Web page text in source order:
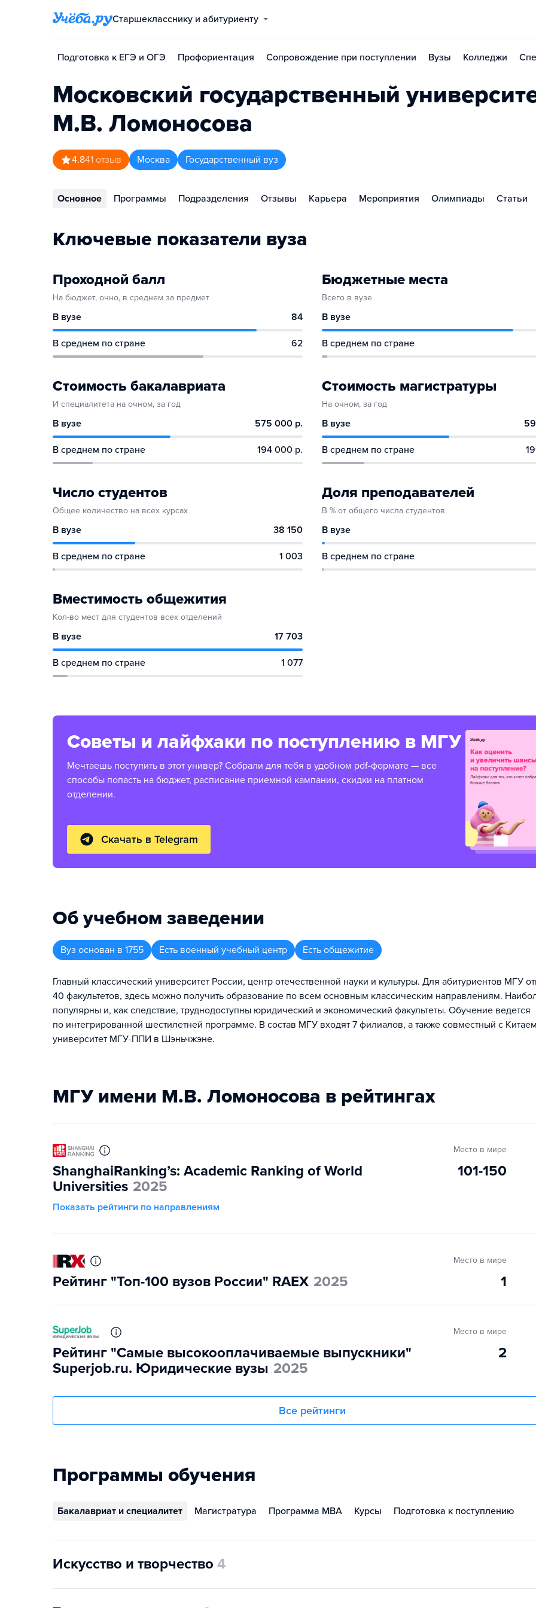
Старшекласснику и абитуриенту
Подготовка к ЕГЭ и ОГЭ Профориентация Сопровождение при поступлении Вузы Колледжи
Московский государственный
М.В. Ломоносова
4.841 отзыв Москва Государственный вуз
Основное Программы Подразделения Отзывы Карьера Мероприятия Олимпиады Статьи
Ключевые показатели вуза
Проходной балл
На бюджет, очно, в среднем за предмет
В вузе 84
В среднем по стране 62
Бюджетные места
Всего в вузе
В вузе
В среднем по стране
Стоимость бакалавриата
И специалитета на очном, за год
В вузе 575 000 р.
В среднем по стране 194 000 р.
Стоимость магистратуры
На очном, за год
В вузе
В среднем по стране
Число студентов
Общее количество на всех курсах
В вузе 38 150
В среднем по стране 1 003
Доля преподавателей
В % от общего числа студентов
В вузе
В среднем по стране
Вместимость общежития
Кол-во мест для студентов всех отделений
В вузе 17 703
В среднем по стране 1 077
Советы и лайфхаки по поступлению в МГУ
Мечтаешь поступить в этот универ? Собрали для тебя в удобном pdf-формате — все
способы попасть на бюджет, расписание приемной кампании, скидки на платном
отделении.
Скачать в Telegram
Об учебном заведении
Вуз основан в 1755 Есть военный учебный центр Есть общежитие
Главный классический университет России, центр отечественной науки и культуры. Для абитуриентов МГУ
40 факультетов, здесь можно получить образование по всем основным классическим направлениям.
популярны и, как следствие, труднодоступны юридический и экономический факультеты. Обучение ведется
по интегрированной шестилетней программе. В состав МГУ входят 7 филиалов, а также совместный с
университет МГУ-ППИ в Шэньчжэне.
МГУ имени М.В. Ломоносова в рейтингах
Место в мире
ShanghaiRanking’s: Academic Ranking of World
Universities 2025
101-150
Показать рейтинги по направлениям
Место в мире
Рейтинг "Топ-100 вузов России" RAEX 2025 1
Место в мире
Рейтинг "Самые высокооплачиваемые выпускники"
Superjob.ru. Юридические вузы 2025
2
Все рейтинги
Программы обучения
Бакалавриат и специалитет Магистратура Программа MBA Курсы Подготовка к поступлению
Искусство и творчество 4